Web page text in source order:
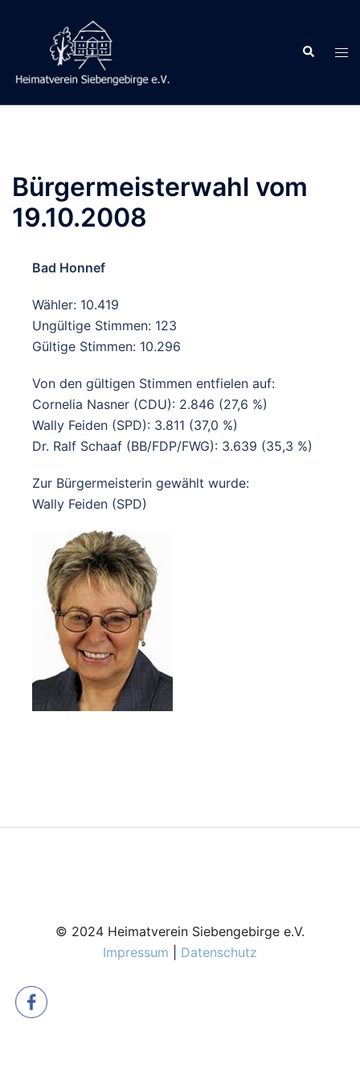
springen
Suche
Bürgermeisterwahl vom
19.10.2008
Bad Honnef
Wähler: 10.419
Ungültige Stimmen: 123
Gültige Stimmen: 10.296
Von den gültigen Stimmen entfielen auf:
Cornelia Nasner (CDU): 2.846 (27,6 %)
Wally Feiden (SPD): 3.811 (37,0 %)
Dr. Ralf Schaaf (BB/FDP/FWG): 3.639 (35,3 %)
Zur Bürgermeisterin gewählt wurde:
Wally Feiden (SPD)
© 2024 Heimatverein Siebengebirge e.V.
Impressum
Datenschutz